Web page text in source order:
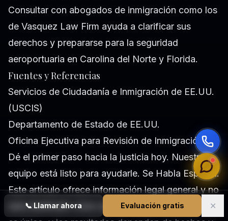
📞 Llamar ahora Evaluación gratis ✕
Consultar con abogados de inmigración como los
de Vasquez Law Firm ayuda a clarificar sus
derechos y prepararse para la seguridad
aeroportuaria en Carolina del Norte y Florida.
Fuentes y Referencias
Servicios de Ciudadanía e Inmigración de EE.UU.
(USCIS)
Departamento de Estado de EE.UU.
Oficina Ejecutiva para Revisión de Inmigración
Dé el primer paso hacia la justicia hoy. Nuestro
equipo está listo para ayudarle. Se Habla Español.
Este artículo ofrece información legal general y no
está destinado como asesoría jurídica. Cada caso